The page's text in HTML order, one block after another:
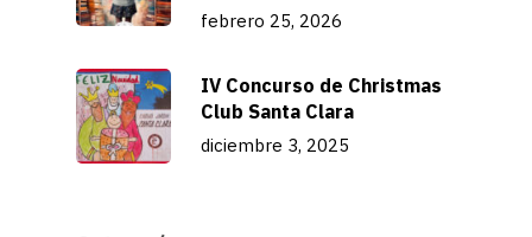
febrero 25, 2026
IV Concurso de Christmas
Club Santa Clara
diciembre 3, 2025